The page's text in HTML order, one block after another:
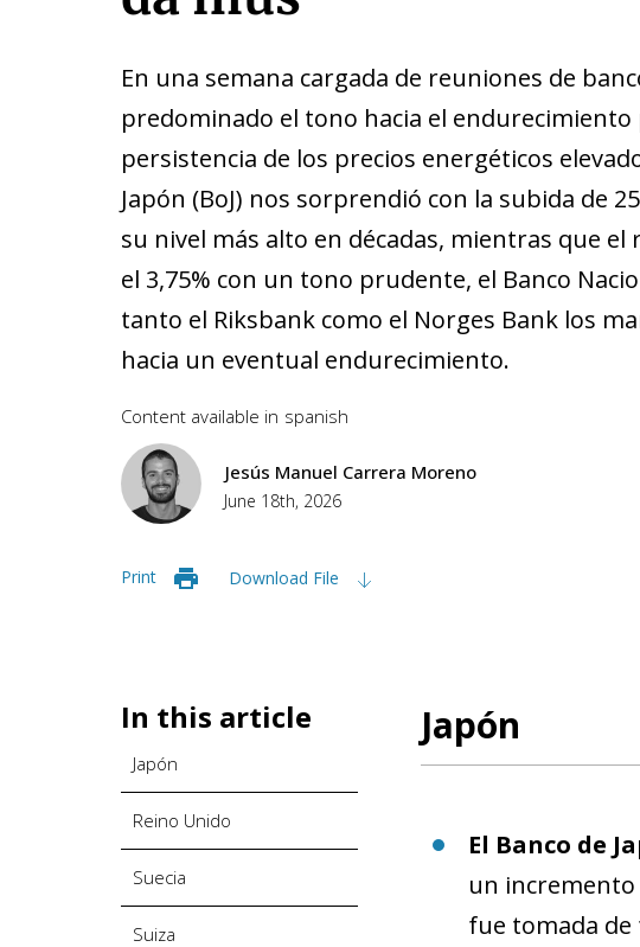
En una semana cargada de reuniones de
predominado el tono hacia el endurecimiento
persistencia de los precios energéticos
Japón (BoJ) nos sorprendió con la subida de
su nivel más alto en décadas, mientras que
el 3,75% con un tono prudente, el Banco
tanto el Riksbank como el Norges Bank los
hacia un eventual endurecimiento.
Content available in spanish
Jesús Manuel Carrera Moreno
June 18th, 2026
Print Download File
In this article
Japón
Reino Unido
Suecia
Suiza
Japón
El Banco de
un incremento
fue tomada de